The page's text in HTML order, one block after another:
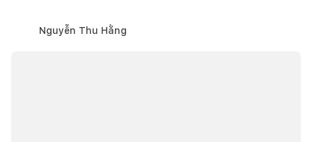
Nguyễn Thu Hằng